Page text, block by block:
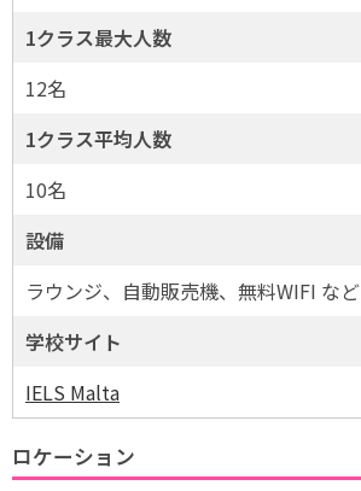
1クラス最大人数
12名
1クラス平均人数
10名
設備
ラウンジ、自動販売機、無料WIFI など
学校サイト
IELS Malta
ロケーション